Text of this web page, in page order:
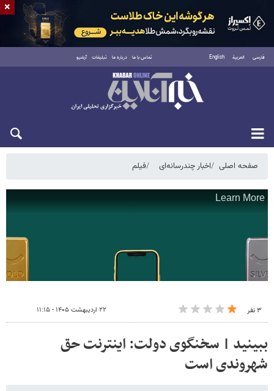
فارسی العربية English تماس با ما درباره ما تبلیغات آرشیو
پنجشنبه ۱۵ مرداد ۱۴۰۵
صفحه اصلی اخبار چندرسانه‌ای فیلم
۳ نفر ۲۲ اردیبهشت ۱۴۰۵ - ۱۱:۱۵
ببینید | سخنگوی دولت: اینترنت حق
شهروندی است
×